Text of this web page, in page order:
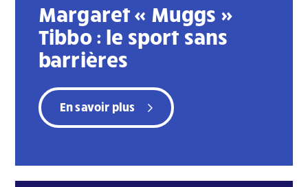
Margaret « Muggs »
Tibbo : le sport sans
barrières
En savoir plus